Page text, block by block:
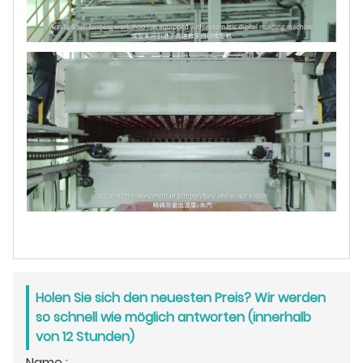
Holen Sie sich den neuesten Preis? Wir werden
so schnell wie möglich antworten (innerhalb
von 12 Stunden)